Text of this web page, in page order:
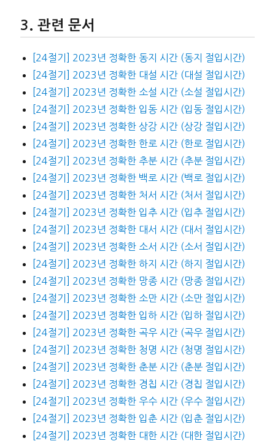
관련 문서
[24절기] 2023년 정확한 동지 시간 (동지 절입시간)
[24절기] 2023년 정확한 대설 시간 (대설 절입시간)
[24절기] 2023년 정확한 소설 시간 (소설 절입시간)
[24절기] 2023년 정확한 입동 시간 (입동 절입시간)
[24절기] 2023년 정확한 상강 시간 (상강 절입시간)
[24절기] 2023년 정확한 한로 시간 (한로 절입시간)
[24절기] 2023년 정확한 추분 시간 (추분 절입시간)
[24절기] 2023년 정확한 백로 시간 (백로 절입시간)
[24절기] 2023년 정확한 처서 시간 (처서 절입시간)
[24절기] 2023년 정확한 입추 시간 (입추 절입시간)
[24절기] 2023년 정확한 대서 시간 (대서 절입시간)
[24절기] 2023년 정확한 소서 시간 (소서 절입시간)
[24절기] 2023년 정확한 하지 시간 (하지 절입시간)
[24절기] 2023년 정확한 망종 시간 (망종 절입시간)
[24절기] 2023년 정확한 소만 시간 (소만 절입시간)
[24절기] 2023년 정확한 입하 시간 (입하 절입시간)
[24절기] 2023년 정확한 곡우 시간 (곡우 절입시간)
[24절기] 2023년 정확한 청명 시간 (청명 절입시간)
[24절기] 2023년 정확한 춘분 시간 (춘분 절입시간)
[24절기] 2023년 정확한 경칩 시간 (경칩 절입시간)
[24절기] 2023년 정확한 우수 시간 (우수 절입시간)
[24절기] 2023년 정확한 입춘 시간 (입춘 절입시간)
[24절기] 2023년 정확한 대한 시간 (대한 절입시간)